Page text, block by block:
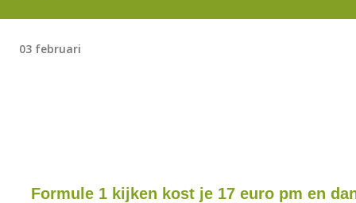
03 februari
Formule 1 kijken kost je 17 euro pm en